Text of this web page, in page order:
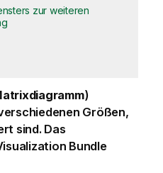
zur weiteren
)
Größen,
sind. Das
Bundle